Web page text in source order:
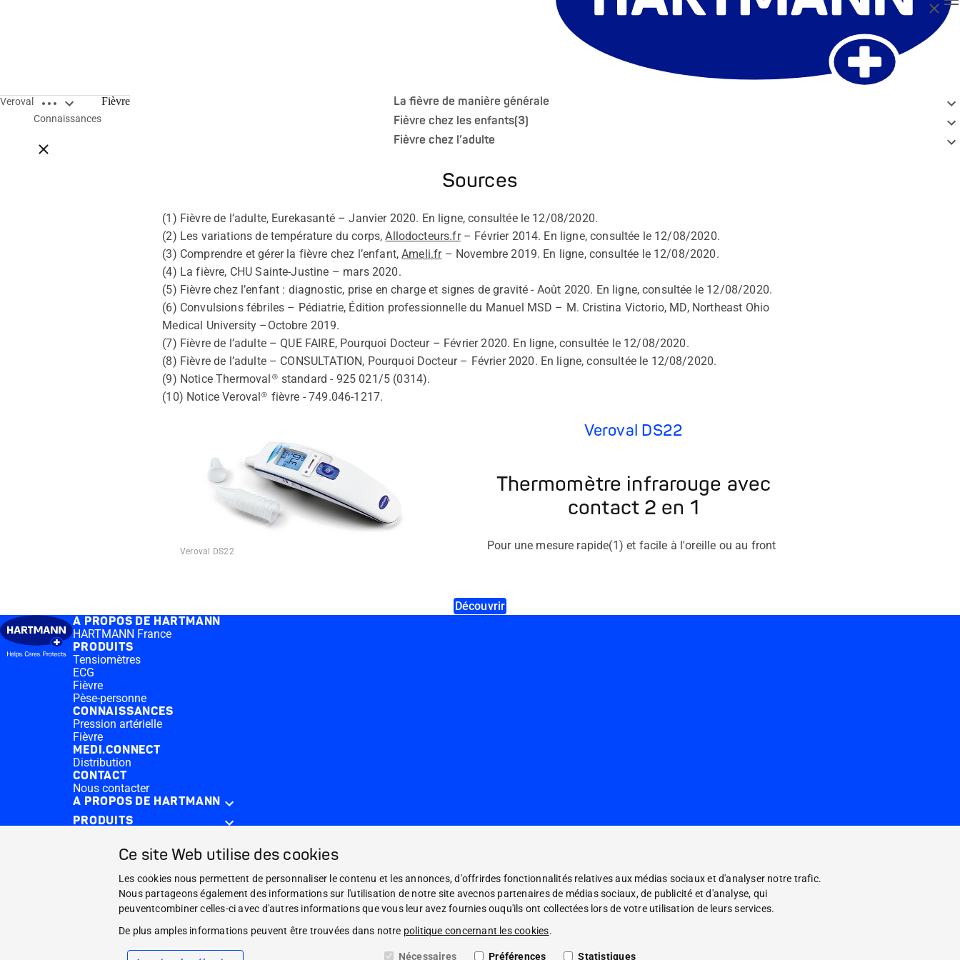
Ce site Web utilise des cookies
Les cookies nous permettent de personnaliser le contenu et les annonces, d'offrirdes fonctionnalités relatives aux médias sociaux et d'analyser notre trafic.
Nous partageons également des informations sur l'utilisation de notre site avecnos partenaires de médias sociaux, de publicité et d'analyse, qui
peuventcombiner celles-ci avec d'autres informations que vous leur avez fournies ouqu'ils ont collectées lors de votre utilisation de leurs services.
De plus amples informations peuvent être trouvées dans notre politique concernant les cookies.
Nécessaires Préférences Statistiques
Fermer
Veroval Open breadcrumbs
Close breadcrumbs
Connaissances
Fièvre
La fièvre de manière générale
Fièvre chez les enfants(3)
Fièvre chez l’adulte
Sources
(1) Fièvre de l’adulte, Eurekasanté – Janvier 2020. En ligne, consultée le 12/08/2020.
(2) Les variations de température du corps,Allodocteurs.fr– Février 2014. En ligne, consultée le 12/08/2020.
(3) Comprendre et gérer la fièvre chez l’enfant,Ameli.fr– Novembre 2019. En ligne, consultée le 12/08/2020.
(4) La fièvre, CHU Sainte-Justine – mars 2020.
(5) Fièvre chez l’enfant : diagnostic, prise en charge et signes de gravité - Août 2020. En ligne, consultée le 12/08/2020.
(6) Convulsions fébriles – Pédiatrie, Édition professionnelle du Manuel MSD – M. Cristina Victorio, MD, Northeast Ohio
Medical University –Octobre 2019.
(7) Fièvre de l’adulte – QUE FAIRE, Pourquoi Docteur – Février 2020. En ligne, consultée le 12/08/2020.
(8) Fièvre de l’adulte – CONSULTATION, Pourquoi Docteur – Février 2020. En ligne, consultée le 12/08/2020.
(9) Notice Thermoval® standard - 925 021/5 (0314).
(10) Notice Veroval® fièvre - 749.046-1217.
Thermomètre infrarouge avec
contact 2 en 1
Veroval DS22
Veroval DS22 Pour une mesure rapide(1) et facile à l'oreille ou au front
Découvrir
A PROPOS DE HARTMANN
HARTMANN France
PRODUITS
Tensiomètres
ECG
Fièvre
Pèse-personne
CONNAISSANCES
Pression artérielle
Fièvre
MEDI.CONNECT
Distribution
CONTACT
Nous contacter
A PROPOS DE HARTMANN
PRODUITS
MEDI.CONNECT
CONTACT